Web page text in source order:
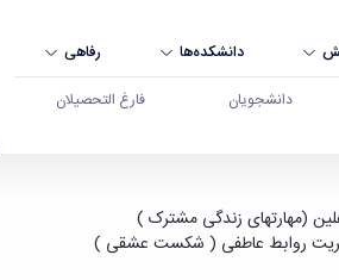
دانشکده‌ها رفاهی
دانشجویان فارغ التحصیلان
- دانشگاه بوعلی سینا
(مهارتهای زندگی مشترک )
مدیریت روابط عاطفی ( شکست عشقی )